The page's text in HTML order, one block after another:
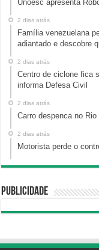
Unoesc apresenta
2 dias atrás
Família venezuelana
adiantado e descobre
2 dias atrás
Centro de ciclone fica
informa Defesa Civil
2 dias atrás
Carro despenca no
2 dias atrás
Motorista perde o
Publicidade